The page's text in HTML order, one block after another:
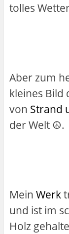
tolles
Aber zum
kleines Bild
von Strand
der Welt ☮️.
Mein Werk
und ist im
Holz